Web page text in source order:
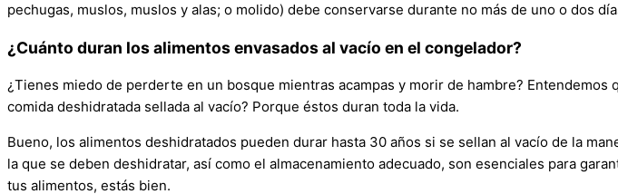
pechugas, muslos, muslos y alas; o molido) debe conservarse durante no más de uno o dos
¿Cuánto duran los alimentos envasados al vacío en el congelador?
¿Tienes miedo de perderte en un bosque mientras acampas y morir de hambre?
comida deshidratada sellada al vacío? Porque éstos duran toda la vida.
Bueno, los alimentos deshidratados pueden durar hasta 30 años si se sellan al vacío de la
la que se deben deshidratar, así como el almacenamiento adecuado, son esenciales para
tus alimentos, estás bien.